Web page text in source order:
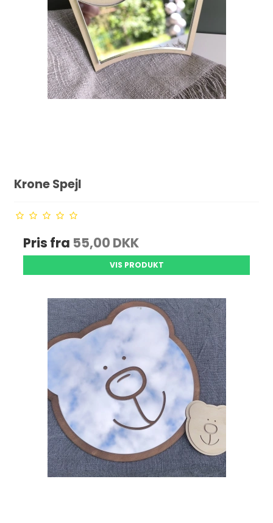
Krone Spejl
Pris fra 55,00 DKK
VIS PRODUKT